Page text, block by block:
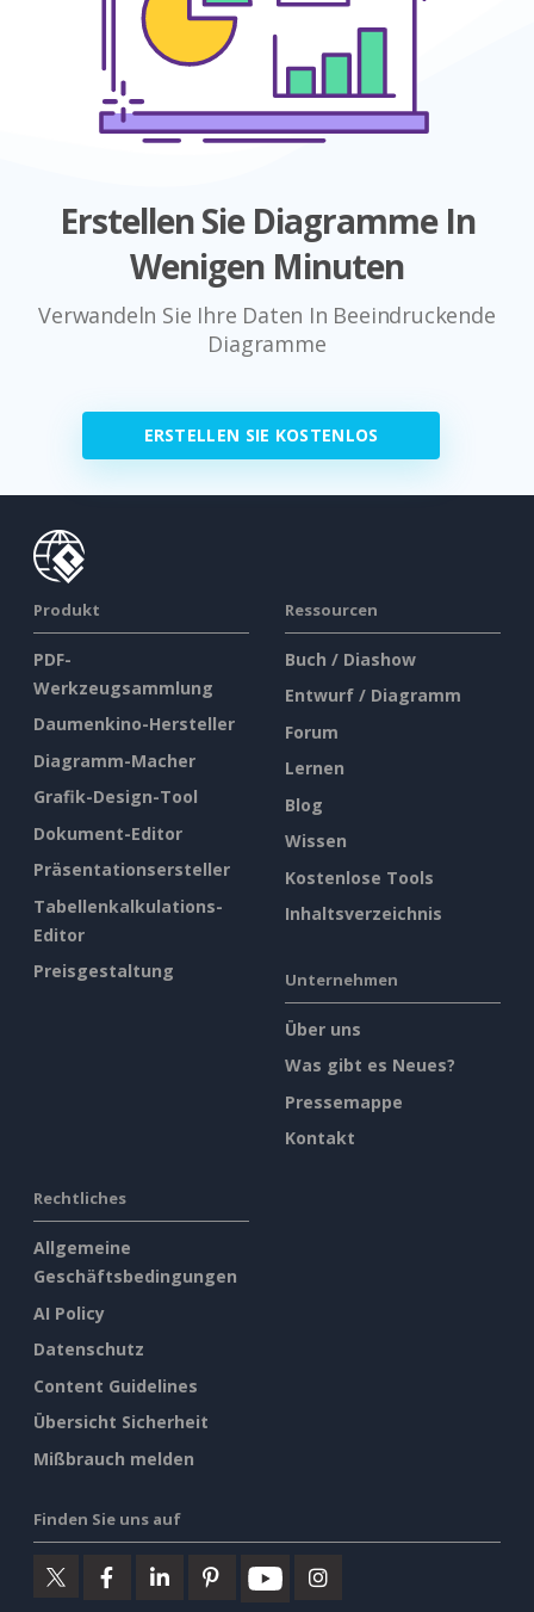
Erstellen Sie Diagramme In
Wenigen Minuten
Verwandeln Sie Ihre Daten In Beeindruckende
Diagramme
ERSTELLEN SIE KOSTENLOS
Produkt
PDF-
Werkzeugsammlung
Daumenkino-Hersteller
Diagramm-Macher
Grafik-Design-Tool
Dokument-Editor
Präsentationsersteller
Tabellenkalkulations-
Editor
Preisgestaltung
Ressourcen
Buch / Diashow
Entwurf / Diagramm
Forum
Lernen
Blog
Wissen
Kostenlose Tools
Inhaltsverzeichnis
Unternehmen
Über uns
Was gibt es Neues?
Pressemappe
Kontakt
Rechtliches
Allgemeine
Geschäftsbedingungen
AI Policy
Datenschutz
Content Guidelines
Übersicht Sicherheit
Mißbrauch melden
Finden Sie uns auf